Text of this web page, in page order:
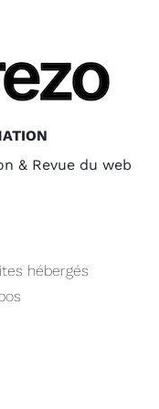
& Revue du web
hébergés